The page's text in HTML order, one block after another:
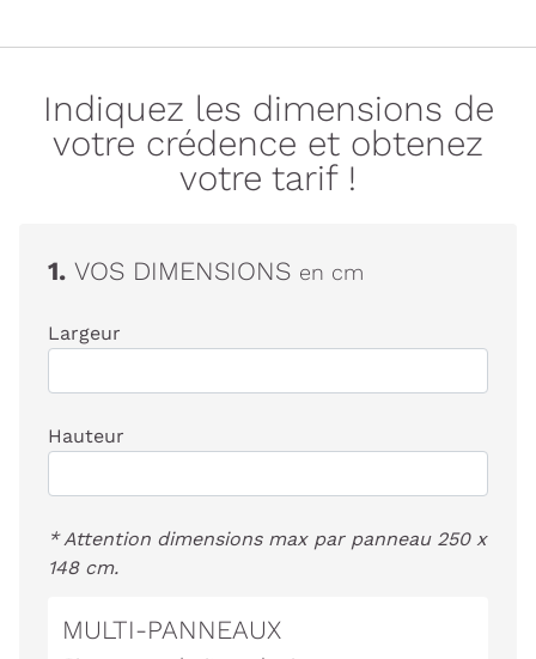
Indiquez les dimensions de
votre crédence et obtenez
votre tarif !
1. VOS DIMENSIONS en cm
Largeur
Hauteur
* Attention dimensions max par panneau 250 x
148 cm.
MULTI-PANNEAUX